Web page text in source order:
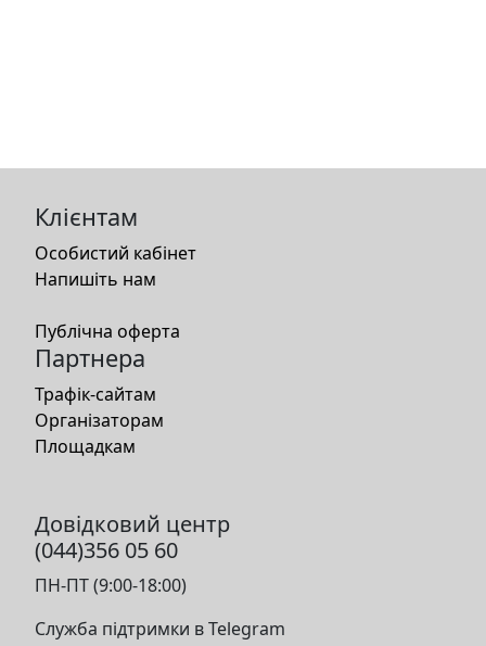
Клієнтам
Особистий кабінет
Напишіть нам
Публічна оферта
Партнера
Трафік-сайтам
Організаторам
Площадкам
Довідковий центр
(044)356 05 60
ПН-ПТ (9:00-18:00)
Служба підтримки в Telegram